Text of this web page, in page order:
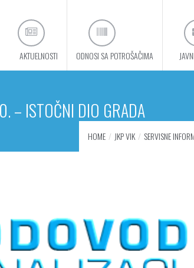
AKTUELNOSTI ODNOSI SA POTROŠAČIMA
– ISTOČNI DIO GRADA
HOME JKP VIK SERVISNE